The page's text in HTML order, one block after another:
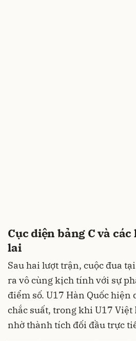
Cục diện bảng C và
lai
Sau hai lượt trận, cuộc đua
ra vô cùng kịch tính với sự
điểm số. U17 Hàn Quốc hiện
chắc suất, trong khi U17 Việt
nhờ thành tích đối đầu trực